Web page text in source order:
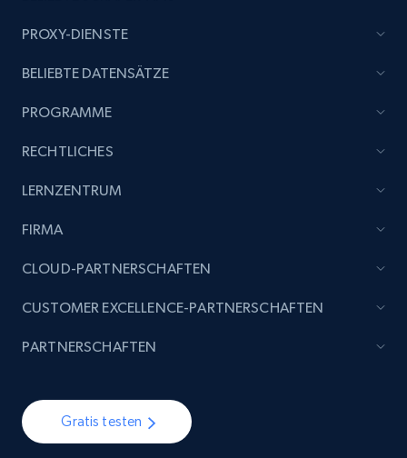
PROXY-DIENSTE
BELIEBTE DATENSÄTZE
PROGRAMME
RECHTLICHES
LERNZENTRUM
FIRMA
Gratis testen
CLOUD-PARTNERSCHAFTEN
CUSTOMER EXCELLENCE-PARTNERSCHAFTEN
PARTNERSCHAFTEN